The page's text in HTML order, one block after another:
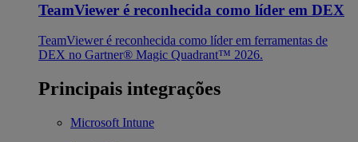
TeamViewer é reconhecida como líder em DEX
TeamViewer é reconhecida como líder em ferramentas de
DEX no Gartner® Magic Quadrant™ 2026.
Principais integrações
Microsoft Intune